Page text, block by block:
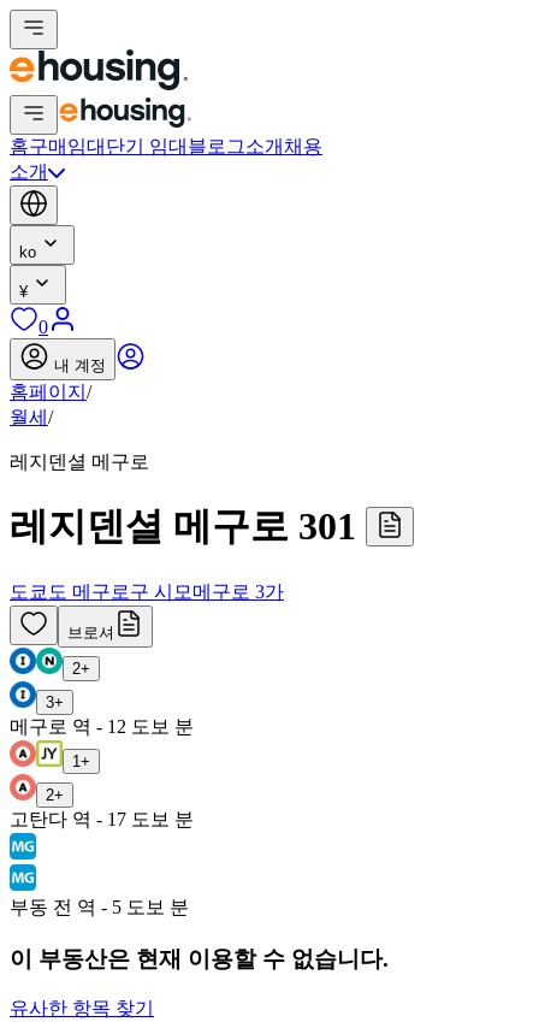
홈구매 임대 단기 임대 블로그소개 채용
소개
ko
¥
0
내 계정
홈페이지 /
월세 /
레지덴셜 메구로
레지덴셜 메구로 301
도쿄도 메구로구 시모메구로 3가
브로셔
2+
3+
메구로 역 - 12 도보 분
1 +
2+
고탄다 역 - 17 도보 분
부동 전 역 - 5 도보 분
이 부동산은 현재 이용할 수 없습니다.
유사한 항목 찾기